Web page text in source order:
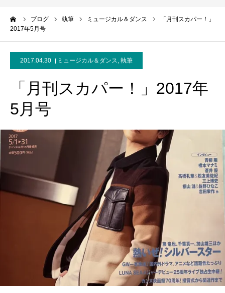
ブログ 執筆 ミュージカル＆ダンス
「月刊スカパー！」
2017年5月号
2017.04.30 ミュージカル＆ダンス, 執筆
「月刊スカパー！」2017年
5月号